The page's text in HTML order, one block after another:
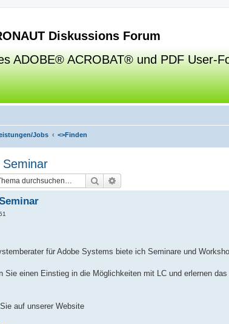
Diskussions Forum
ADOBE® ACROBAT® und PDF User-
Jobs <>Finden
Seminar
Suche
für Adobe Systems biete ich Seminare und
Sie einen Einstieg in die Möglichkeiten mit LC und erlernen
auf unserer Website